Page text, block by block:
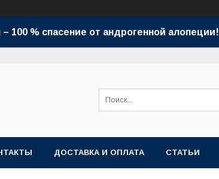
100 % спасение от андрогенной алопеции!
ДОСТАВКА И ОПЛАТА СТАТЬИ